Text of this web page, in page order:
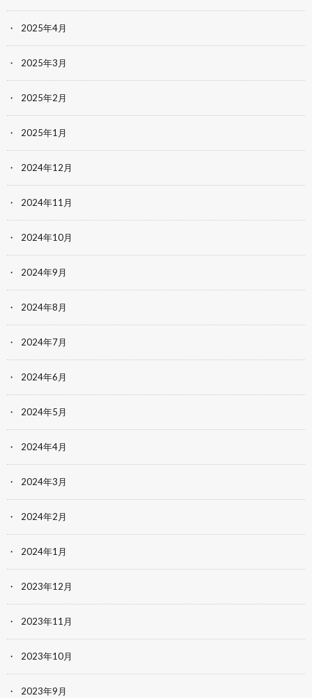
2025年4月
2025年3月
2025年2月
2025年1月
2024年12月
2024年11月
2024年10月
2024年9月
2024年8月
2024年7月
2024年6月
2024年5月
2024年4月
2024年3月
2024年2月
2024年1月
2023年12月
2023年11月
2023年10月
2023年9月